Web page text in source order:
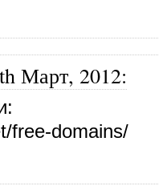
Март, 2012:
free-domains/